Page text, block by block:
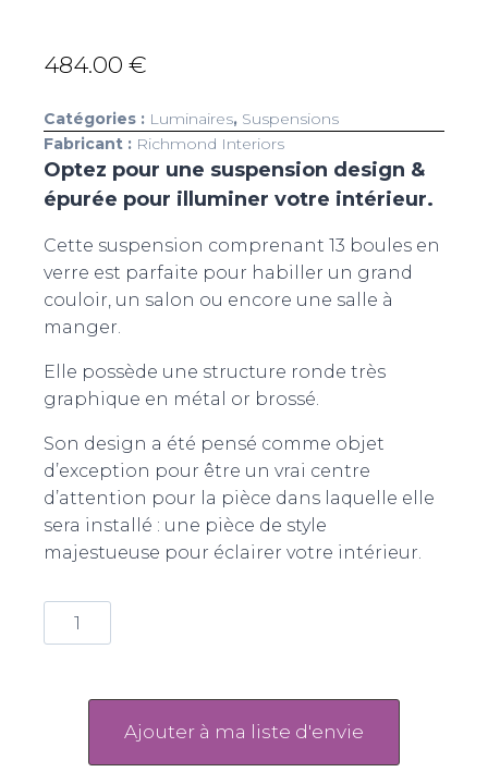
484.00 €
Catégories : Luminaires, Suspensions
Fabricant : Richmond Interiors
Optez pour une suspension design &
épurée pour illuminer votre intérieur.
Cette suspension comprenant 13 boules en
verre est parfaite pour habiller un grand
couloir, un salon ou encore une salle à
manger.
Elle possède une structure ronde très
graphique en métal or brossé.
Son design a été pensé comme objet
d’exception pour être un vrai centre
d’attention pour la pièce dans laquelle elle
sera installé : une pièce de style
majestueuse pour éclairer votre intérieur.
Ajouter à ma liste d'envie